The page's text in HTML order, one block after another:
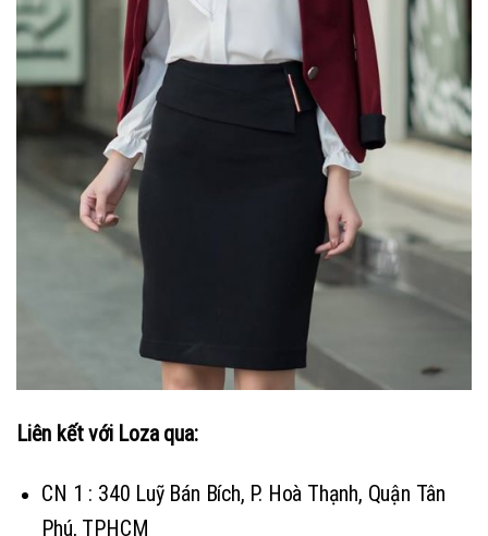
Liên kết với Loza qua:
CN 1 : 340 Luỹ Bán Bích, P. Hoà Thạnh, Quận Tân
Phú, TPHCM